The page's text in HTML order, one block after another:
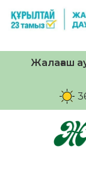
Жалағаш